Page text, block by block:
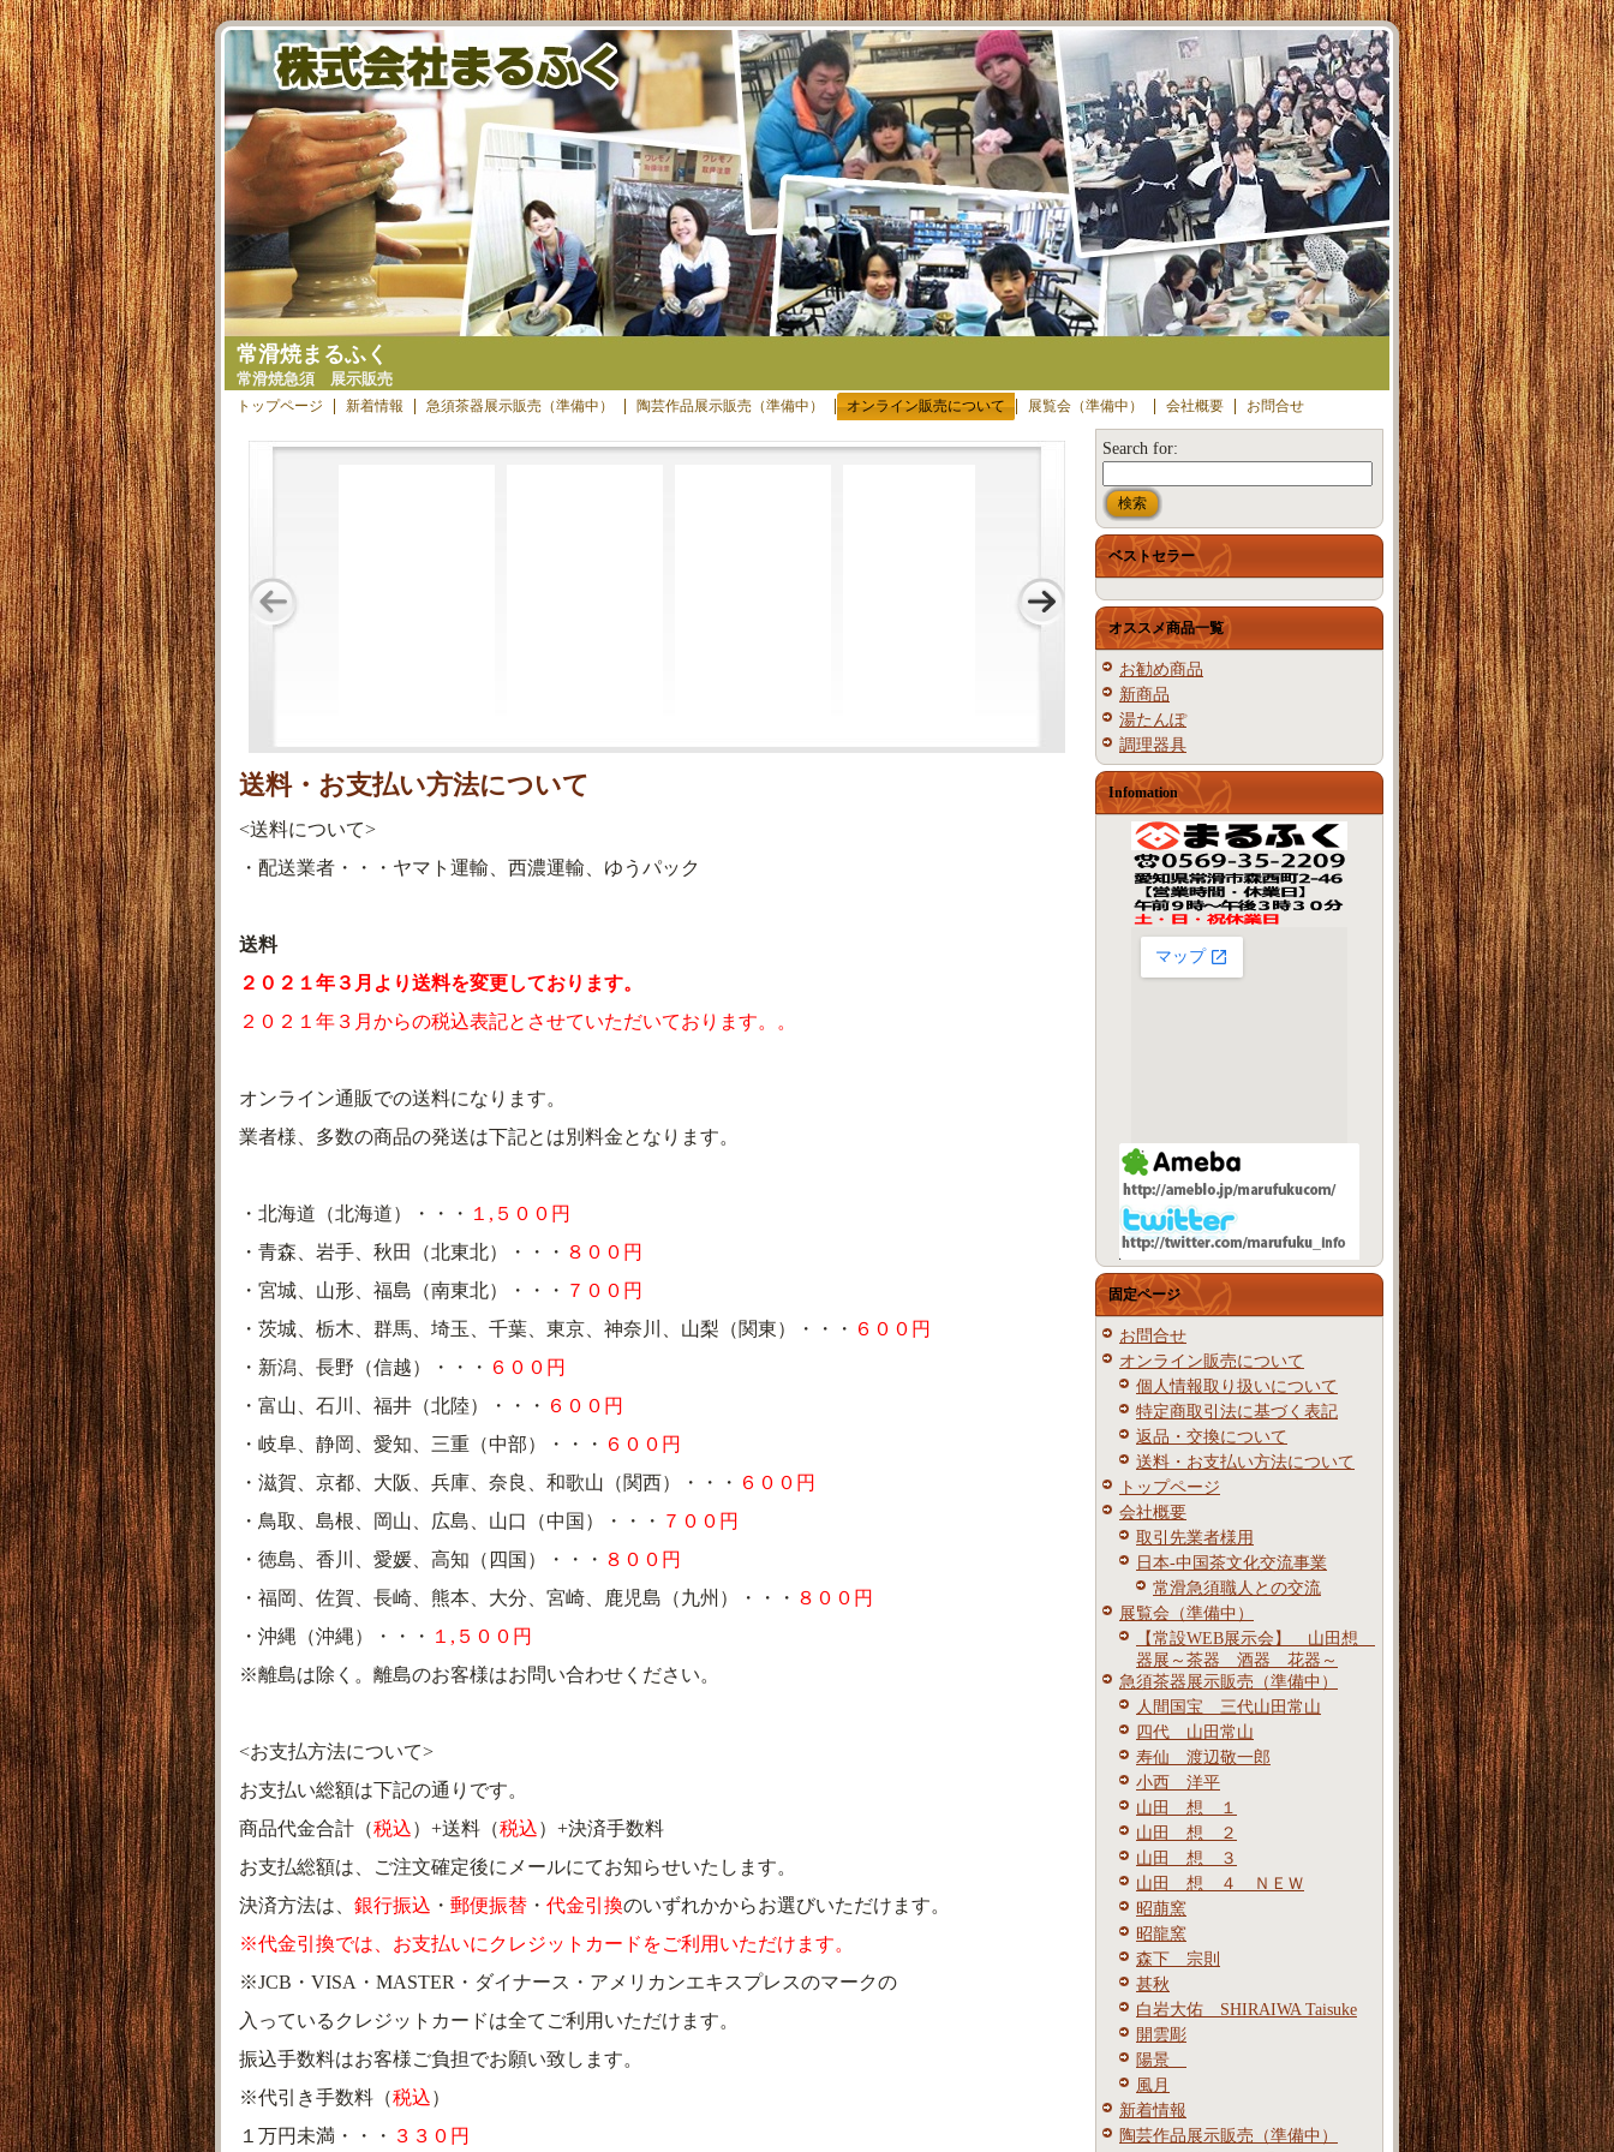
常滑焼まるふく
常滑焼急須 展示販売
トップページ 新着情報 急須茶器展示販売（準備中） 陶芸作品展示販売（準備中） オンライン販売について 展覧会（準備中） 会社概要 お問合せ
送料・お支払い方法について
<送料について>
・配送業者・・・ヤマト運輸、西濃運輸、ゆうパック
送料
２０２１年３月より送料を変更しております。
２０２１年３月からの税込表記とさせていただいております。。
オンライン通販での送料になります。
業者様、多数の商品の発送は下記とは別料金となります。
・北海道（北海道）・・・ １,５００円
・青森、岩手、秋田（北東北）・・・ ８００円
・宮城、山形、福島（南東北）・・・ ７００円
・茨城、栃木、群馬、埼玉、千葉、東京、神奈川、山梨（関東）・・・ ６００円
・新潟、長野（信越）・・・ ６００円
・富山、石川、福井（北陸）・・・ ６００円
・岐阜、静岡、愛知、三重（中部）・・・ ６００円
・滋賀、京都、大阪、兵庫、奈良、和歌山（関西）・・・ ６００円
・鳥取、島根、岡山、広島、山口（中国）・・・ ７００円
・徳島、香川、愛媛、高知（四国）・・・ ８００円
・福岡、佐賀、長崎、熊本、大分、宮崎、鹿児島（九州）・・・ ８００円
・沖縄（沖縄）・・・ １,５００円
※離島は除く。離島のお客様はお問い合わせください。
<お支払方法について>
お支払い総額は下記の通りです。
商品代金合計（税込）+送料（税込）+決済手数料
お支払総額は、ご注文確定後にメールにてお知らせいたします。
決済方法は、 銀行振込 ・ 郵便振替 ・ 代金引換のいずれかからお選びいただけます。
※代金引換では、お支払いにクレジットカードをご利用いただけます。
※JCB・VISA・MASTER・ダイナース・アメリカンエキスプレスのマークの
入っているクレジットカードは全てご利用いただけます。
振込手数料はお客様ご負担でお願い致します。
※代引き手数料（税込）
１万円未満・・・ ３３０円
Search for:
ベストセラー
オススメ商品一覧
お勧め商品
新商品
湯たんぽ
調理器具
Infomation
固定ページ
お問合せ
オンライン販売について
個人情報取り扱いについて
特定商取引法に基づく表記
返品・交換について
送料・お支払い方法について
トップページ
会社概要
取引先業者様用
日本-中国茶文化交流事業
常滑急須職人との交流
展覧会（準備中）
【常設WEB展示会】 山田想
器展～茶器 酒器 花器～
急須茶器展示販売（準備中）
人間国宝 三代山田常山
四代 山田常山
寿仙 渡辺敬一郎
小西 洋平
山田 想 １
山田 想 ２
山田 想 ３
山田 想 ４ ＮＥＷ
昭萠窯
昭龍窯
森下 宗則
甚秋
白岩大佑 SHIRAIWA Taisuke
開雲彫
陽景
風月
新着情報
陶芸作品展示販売（準備中）